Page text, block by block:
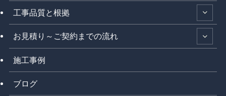
工事品質と根拠
お見積り～ご契約までの流れ
施工事例
ブログ